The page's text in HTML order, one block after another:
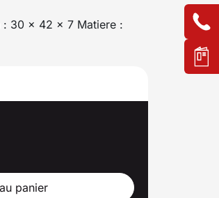
: 30 x 42 x 7 Matiere :
panier